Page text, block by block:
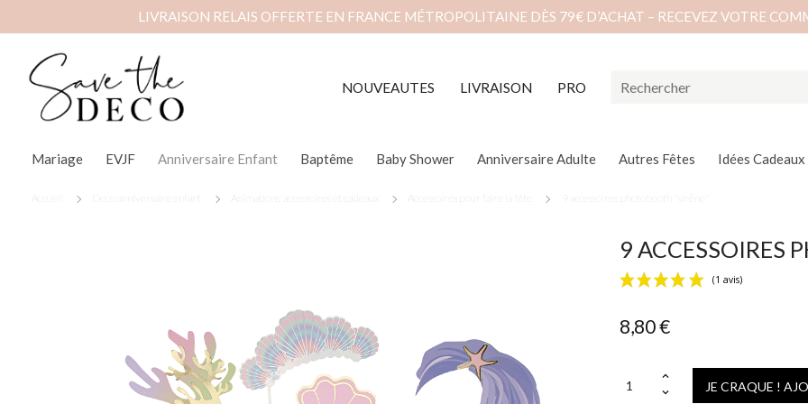
LIVRAISON RELAIS OFFERTE EN FRANCE MÉTROPOLITAINE DÈS 79€ D’ACHAT – RECEVEZ VOTRE
NOUVEAUTES LIVRAISON PRO
Mariage EVJF Anniversaire Enfant Baptême Baby Shower Anniversaire Adulte Autres Fêtes Idées Cadeaux
Accueil Deco anniversaire enfant Animations, accessoires et cadeaux Accessoires pour faire la fête 9 accessoires photobooth "sirène"
9 ACCESSOIRES
8,80 €
JE CRAQUE !